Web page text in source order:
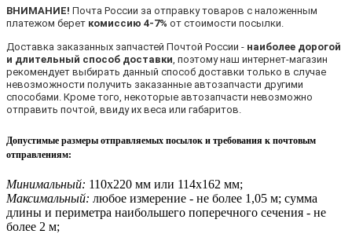
ВНИМАНИЕ! Почта России за отправку товаров с наложенным
платежом берет комиссию 4-7% от стоимости посылки.
Доставка заказанных запчастей Почтой России - наиболее дорогой
и длительный способ доставки, поэтому наш интернет-магазин
рекомендует выбирать данный способ доставки только в случае
невозможности получить заказанные автозапчасти другими
способами. Кроме того, некоторые автозапчасти невозможно
отправить почтой, ввиду их веса или габаритов.
Допустимые размеры отправляемых посылок и требования к почтовым
отправлениям:
Минимальный: 110х220 мм или 114х162 мм;
Максимальный: любое измерение - не более 1,05 м; сумма
длины и периметра наибольшего поперечного сечения - не
более 2 м;